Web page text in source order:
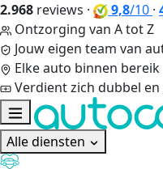
2.968 reviews · 9,8/10 ·
Ontzorging van A tot Z
Jouw eigen team van
Elke auto binnen bereik
Verdient zich dubbel
Alle diensten